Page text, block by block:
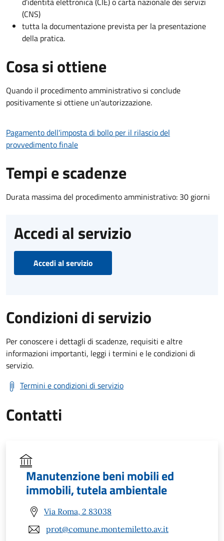
(CNS)
tutta la documentazione prevista per la presentazione
della pratica.
Cosa si ottiene
Quando il procedimento amministrativo si conclude
positivamente si ottiene un'autorizzazione.
Pagamento dell'imposta di bollo per il rilascio del
provvedimento finale
Tempi e scadenze
Durata massima del procedimento amministrativo: 30 giorni
Accedi al servizio
Accedi al servizio
Condizioni di servizio
Per conoscere i dettagli di scadenze, requisiti e altre
informazioni importanti, leggi i termini e le condizioni di
servizio.
Termini e condizioni di servizio
Contatti
Manutenzione beni mobili ed
immobili, tutela ambientale
Via Roma, 2 83038
prot@comune.montemiletto.av.it